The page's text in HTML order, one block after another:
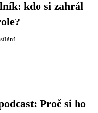
kdo si zahrál
Proč si ho